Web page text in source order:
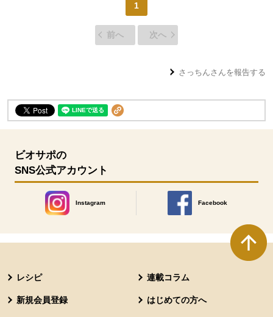
1
前へ 次へ
さっちんさんを報告する
ビオサポの
SNS公式アカウント
Instagram
別のウィンドウで開きます。
Facebook
別のウィンドウで開きます
レシピ 連載コラム
新規会員登録 はじめての方へ